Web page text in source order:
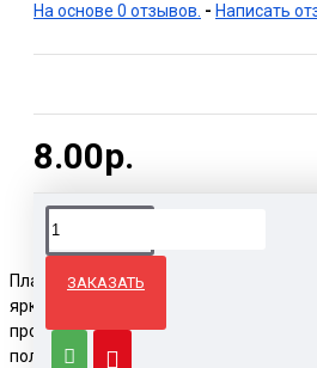
На основе 0 отзывов. - Написать
8.00р.
ЗАКАЗАТЬ
Пластиковые изделия с тиснением
ярко. Это касается визиток, карт,
прочие. Они способны повысить
положительное впечатление на